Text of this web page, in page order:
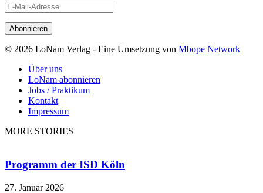
E-
Mail-
Adresse
© 2026 LoNam Verlag - Eine Umsetzung von Mbope Network
Über uns
LoNam abonnieren
Jobs / Praktikum
Kontakt
Impressum
MORE STORIES
Programm der ISD Köln
27. Januar 2026